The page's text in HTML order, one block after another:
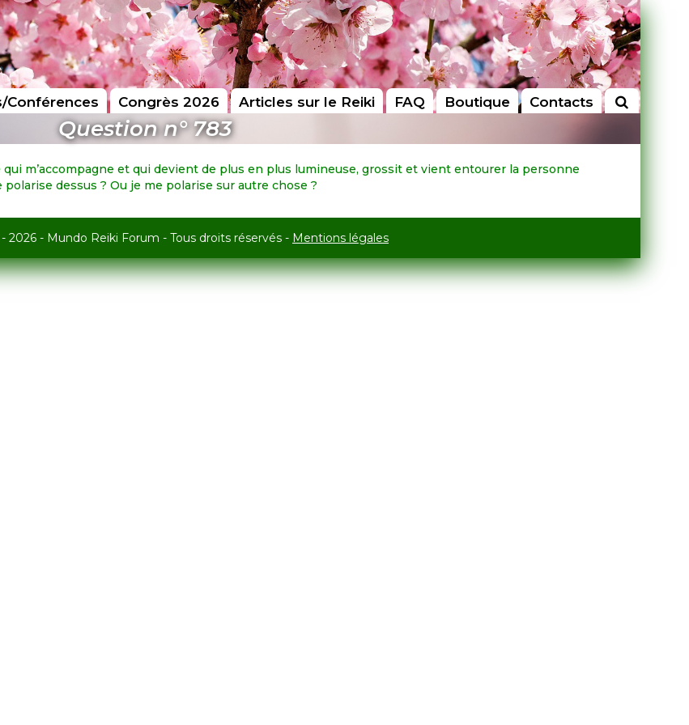
Conférences Congrès 2026 Articles sur le Reiki FAQ Boutique Contacts
Question n° 783
m’accompagne et qui devient de plus en plus lumineuse, grossit et vient entourer la personne
polarise dessus ? Ou je me polarise sur autre chose ?
2026 - Mundo Reiki Forum - Tous droits réservés - Mentions légales